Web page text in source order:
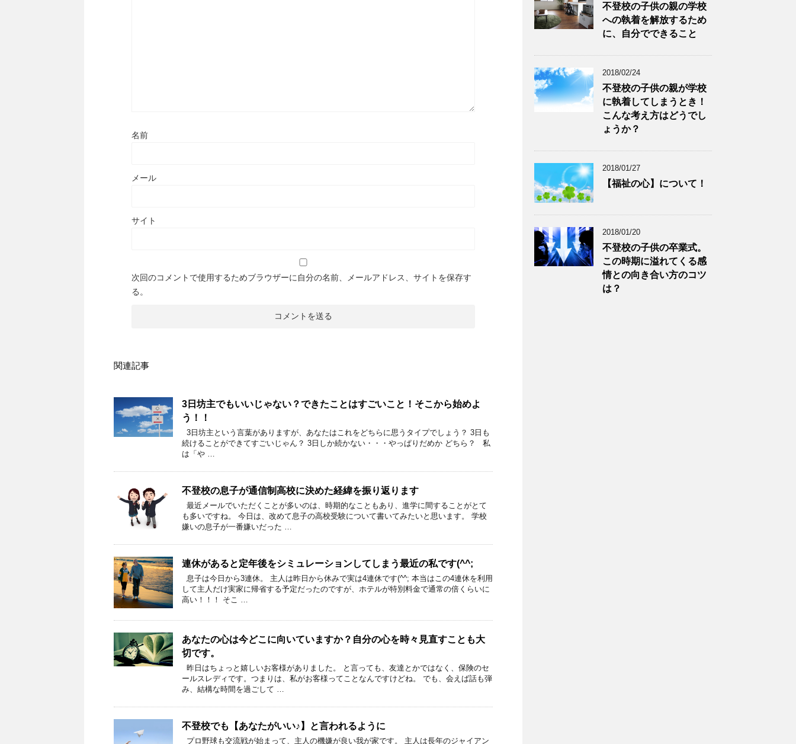
名前
メール
サイト
次回のコメントで使用するためブラウザーに自分の名前、メールアドレス、サイトを保存す
る。
関連記事
3日坊主でもいいじゃない？できたことはすごいこと！そこから始めよ
う！！
3日坊主という言葉がありますが、あなたはこれをどちらに思うタイプでしょう？ 3日も
続けることができてすごいじゃん？ 3日しか続かない・・・やっぱりだめか どちら？ 私
は「や …
不登校の息子が通信制高校に決めた経緯を振り返ります
最近メールでいただくことが多いのは、時期的なこともあり、進学に間することがとて
も多いですね。 今日は、改めて息子の高校受験について書いてみたいと思います。 学校
嫌いの息子が一番嫌いだった …
連休があると定年後をシミュレーションしてしまう最近の私です(^^;
息子は今日から3連休。 主人は昨日から休みで実は4連休です(^^; 本当はこの4連休を利用
して主人だけ実家に帰省する予定だったのですが、ホテルが特別料金で通常の倍くらいに
高い！！！ そこ …
あなたの心は今どこに向いていますか？自分の心を時々見直すことも大
切です。
昨日はちょっと嬉しいお客様がありました。 と言っても、友達とかではなく、保険のセ
ールスレディです。つまりは、私がお客様ってことなんですけどね。 でも、会えば話も弾
み、結構な時間を過ごして …
不登校でも【あなたがいい♪】と言われるように
プロ野球も交流戦が始まって、主人の機嫌が良い我が家です。 主人は長年のジャイアン
不登校の子供の親の学校
への執着を解放するため
に、自分でできること
2018/02/24
不登校の子供の親が学校
に執着してしまうとき！
こんな考え方はどうでし
ょうか？
2018/01/27
【福祉の心】について！
2018/01/20
不登校の子供の卒業式。
この時期に溢れてくる感
情との向き合い方のコツ
は？